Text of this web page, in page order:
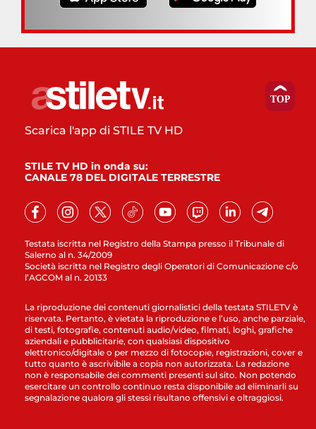
Testata iscritta nel Registro della Stampa presso il Tribunale di
Salerno al n. 34/2009
Società iscritta nel Registro degli Operatori di Comunicazione c/o
l’AGCOM al n. 20133
Scarica l'app di STILE TV HD
STILE TV HD in onda su:
CANALE 78 DEL DIGITALE TERRESTRE
La riproduzione dei contenuti giornalistici della testata STILETV è
riservata. Pertanto, è vietata la riproduzione e l’uso, anche parziale,
di testi, fotografie, contenuti audio/video, filmati, loghi, grafiche
aziendali e pubblicitarie, con qualsiasi dispositivo
elettronico/digitale o per mezzo di fotocopie, registrazioni, cover e
tutto quanto è ascrivibile a copia non autorizzata. La redazione
non è responsabile dei commenti presenti sul sito. Non potendo
esercitare un controllo continuo resta disponibile ad eliminarli su
segnalazione qualora gli stessi risultano offensivi e oltraggiosi.